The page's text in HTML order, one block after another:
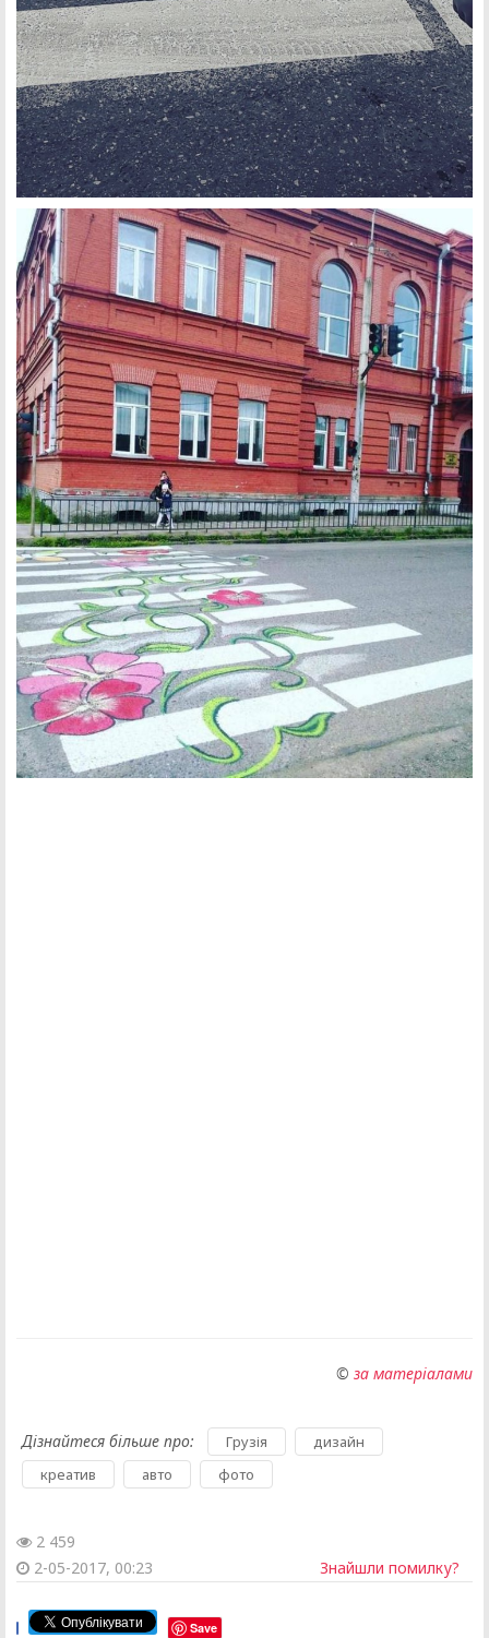
© за матеріалами
Дізнайтеся більше про: Грузія дизайн
креатив авто фото
2 459
2-05-2017, 00:23
Знайшли помилку?
Save